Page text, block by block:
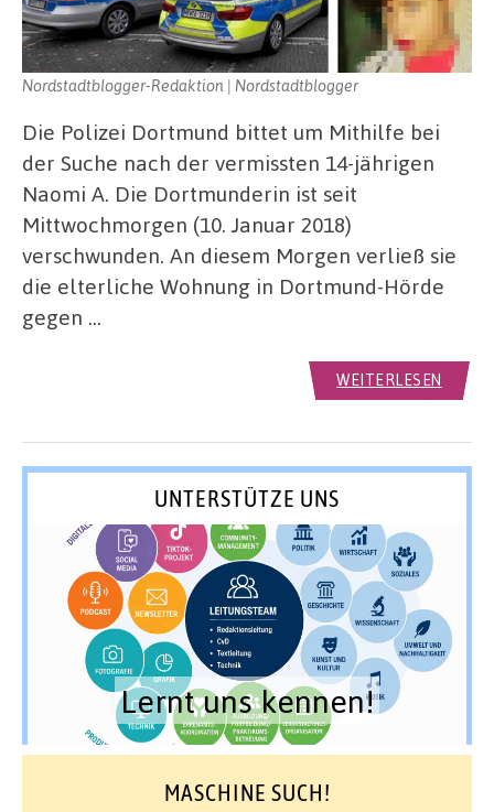
Nordstadtblogger-Redaktion | Nordstadtblogger
Die Polizei Dortmund bittet um Mithilfe bei
der Suche nach der vermissten 14-jährigen
Naomi A. Die Dortmunderin ist seit
Mittwochmorgen (10. Januar 2018)
verschwunden. An diesem Morgen verließ sie
die elterliche Wohnung in Dortmund-Hörde
gegen …
WEITERLESEN
UNTERSTÜTZE UNS
Lernt uns kennen!
MASCHINE SUCH!